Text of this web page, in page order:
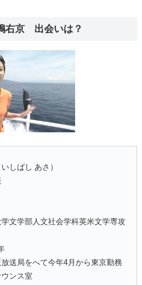
右京 出会いは？
しばし あさ）
文学部人文社会学科英米文学専攻
送局をへて今年4月から東京勤務
ンス室